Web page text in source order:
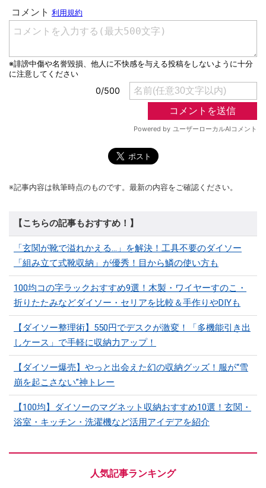
※記事内容は執筆時点のものです。最新の内容をご確認ください。
【こちらの記事もおすすめ！】
「玄関が靴で溢れかえる…」を解決！工具不要のダイソー
「組み立て式靴収納」が優秀！目から鱗の使い方も
100均コの字ラックおすすめ9選！木製・ワイヤーすのこ・
折りたたみなどダイソー・セリアを比較＆手作りやDIYも
【ダイソー整理術】550円でデスクが激変！「多機能引き出
しケース」で手軽に収納力アップ！
【ダイソー爆売】やっと出会えた幻の収納グッズ！服が“雪
崩を起こさない”神トレー
【100均】ダイソーのマグネット収納おすすめ10選！玄関・
浴室・キッチン・洗濯機など活用アイデアを紹介